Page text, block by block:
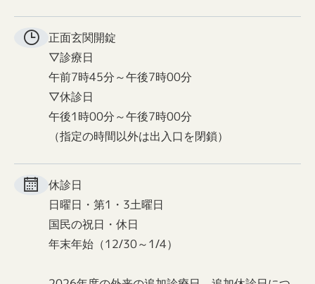
正面玄関開錠
▽診療日
午前7時45分～午後7時00分
▽休診日
午後1時00分～午後7時00分
（指定の時間以外は出入口を閉鎖）
休診日
日曜日・第1・3土曜日
国民の祝日・休日
年末年始（12/30～1/4）